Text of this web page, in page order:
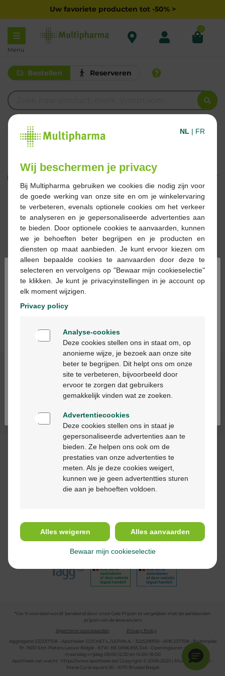
Uw favoriete producten tot -50% >
Menu
0
Bestellen Reserveren
L
LEUKOFIX
1 Resultaten
€ 5,40
Leukofix deksel
kleefpleister
Onze diensten
Over Multipharma
Hulp & contact
Betaalmethodes
*Uw % voordeel wordt berekend door onze Gele Prijzen te vergelijken met de aanbevolen
prijzen van de leveranciers
Algemene voorwaarden
Privacy Policy
Aggregatie 1/2/237708 - Apotheker COCHET L./LEPAN A. - 3225299159 - APB 237708 - Buitenplas
19 - 1600 Sint-Pieters-Leeuw België - BTW: BE 0866.855.346 - Openingsuren apotheek:
maandag-vrijdag 09:00-12:30 en 14:00-18:00
Apotheek van wacht :
https://www.apotheek.be/Copyright © 2006-2025 | Multipharma CV -
Marie Curie square 30 - 1070 Brussel België
×
Bienvenue
Ga verder in het nederlands
Continuez en français
NL | FR
Wij beschermen je privacy
Bij Multipharma gebruiken we cookies die nodig zijn voor
de goede werking van onze site en om je winkelervaring
te verbeteren, evenals optionele cookies om het verkeer
te analyseren en je gepersonaliseerde advertenties aan
te bieden. Door optionele cookies te aanvaarden, kunnen
we je behoeften beter begrijpen en je producten en
diensten op maat aanbieden. Je kunt ervoor kiezen om
alleen bepaalde cookies te aanvaarden door deze te
selecteren en vervolgens op "Bewaar mijn cookieselectie"
te klikken. Je kunt je privacyinstellingen in je account op
elk moment wijzigen.
Privacy policy
Analyse-cookies
Deze cookies stellen ons in staat om, op
anonieme wijze, je bezoek aan onze site
beter te begrijpen. Dit helpt ons om onze
site te verbeteren, bijvoorbeeld door
ervoor te zorgen dat gebruikers
gemakkelijk vinden wat ze zoeken.
Advertentiecookies
Deze cookies stellen ons in staat je
gepersonaliseerde advertenties aan te
bieden. Ze helpen ons ook om de
prestaties van onze advertenties te
meten. Als je deze cookies weigert,
kunnen we je geen advertentties sturen
die aan je behoeften voldoen.
Alles weigeren Alles aanvaarden
Bewaar mijn cookieselectie